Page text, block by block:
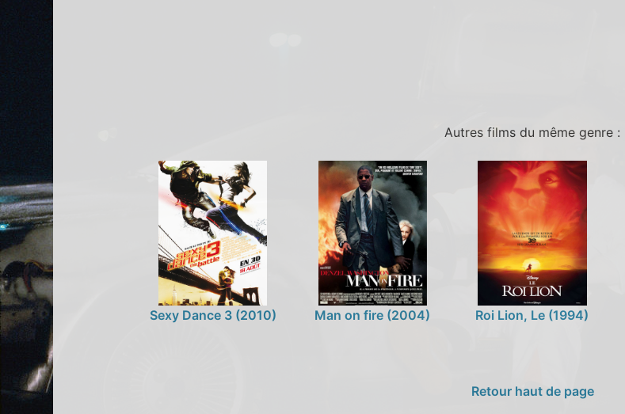
Autres films du même genre :
Sexy Dance 3 (2010) Man on fire (2004) Roi Lion, Le (1994)
Retour haut de page